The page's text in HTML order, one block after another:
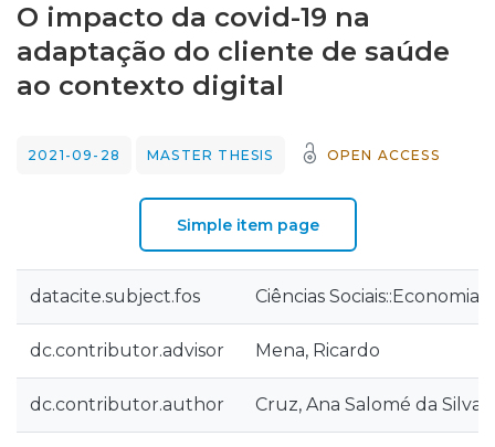
Statistics
O impacto da covid-19 na
adaptação do cliente de saúde
ao contexto digital
2021-09-28 MASTER THESIS OPEN ACCESS
Simple item page
datacite.subject.fos Ciências Sociais::Economia
dc.contributor.advisor Mena, Ricardo
dc.contributor.author Cruz, Ana Salomé da Silva